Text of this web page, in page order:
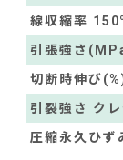
線収縮率
引張強さ
切断時伸び
引裂強さ ク
圧縮永久ひ